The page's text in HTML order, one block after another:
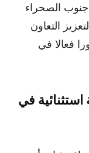
جنوب الصحراء
التعاون
فعالا في
في